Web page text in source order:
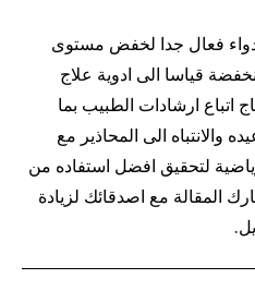
دواء فعال جدا لخفض مستوى
قياسا الى ادوية علاج
اتباع ارشادات الطبيب بما
والانتباه الى المحاذير مع
لتحقيق افضل استفاده من
المقالة مع اصدقائك لزيادة